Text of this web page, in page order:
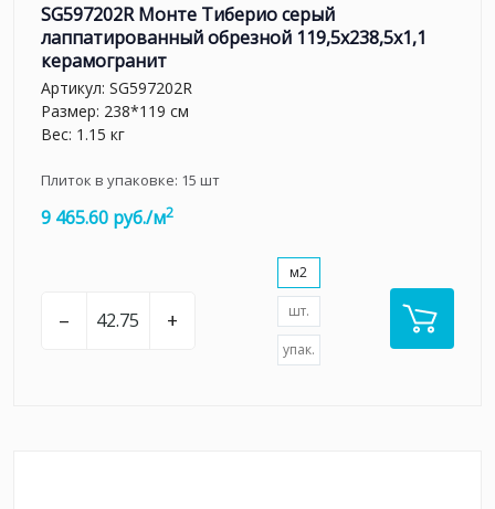
SG597202R Монте Тиберио серый
лаппатированный обрезной 119,5x238,5x1,1
керамогранит
Артикул: SG597202R
Размер: 238*119 см
Вес: 1.15 кг
Плиток в упаковке: 15 шт
9 465.60 руб./м2
– +
м2
шт.
упак.